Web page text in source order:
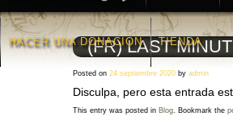
HACER UNA DONACIÒN TIENDA
(FR) LAST
Posted on 24 septiembre 2020 by admin
Disculpa, pero esta entrada
This entry was posted in Blog. Bookmark the